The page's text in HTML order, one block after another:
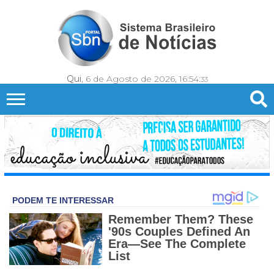
Qui, 6 de Agosto de 2026, 16:54:35